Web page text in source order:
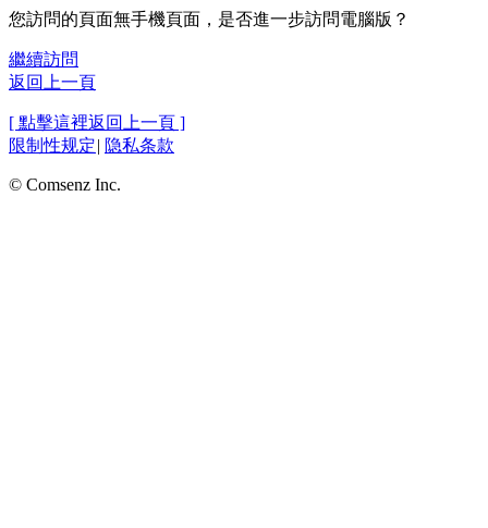
您訪問的頁面無手機頁面，是否進一步訪問電腦版？
繼續訪問
返回上一頁
[ 點擊這裡返回上一頁 ]
限制性规定| 隐私条款
© Comsenz Inc.